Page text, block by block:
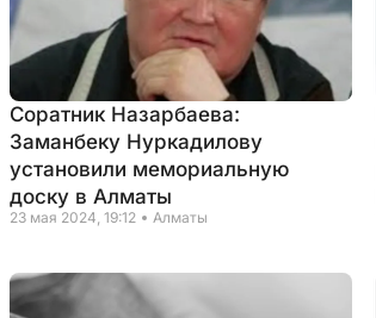
Соратник Назарбаева:
Заманбеку Нуркадилову
установили мемориальную
доску в Алматы
23 мая 2024, 19:12 Алматы